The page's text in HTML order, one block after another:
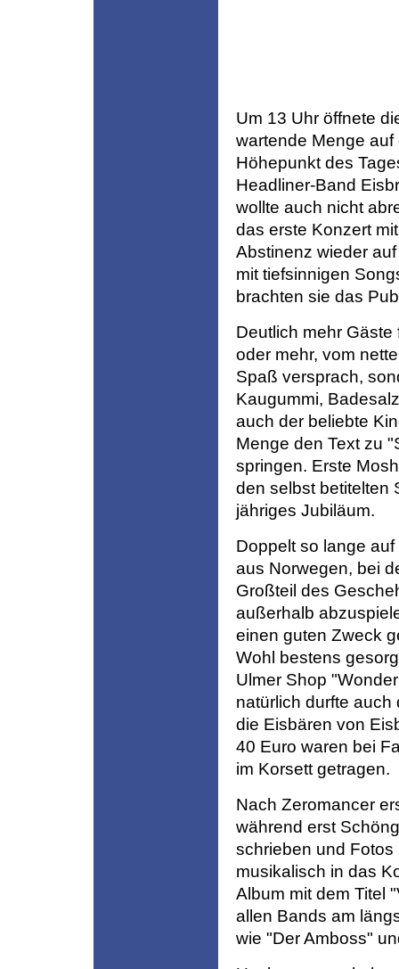
Um 13 Uhr öffnete
wartende Menge
Höhepunkt des
Headliner-Band
wollte auch nicht
das erste Konzert
Abstinenz wieder
mit tiefsinnigen
brachten sie das
Deutlich mehr
oder mehr, vom
Spaß versprach,
Kaugummi,
auch der beliebte
Menge den Text zu
springen. Erste
den selbst betitelten
jähriges Jubiläum.
Doppelt so lange
aus Norwegen, bei
Großteil des
außerhalb
einen guten Zweck
Wohl bestens
Ulmer Shop
natürlich durfte
die Eisbären von
40 Euro waren bei
im Korsett getragen.
Nach Zeromancer
während erst
schrieben und
musikalisch in das
Album mit dem Titel
allen Bands am
wie "Der Amboss"